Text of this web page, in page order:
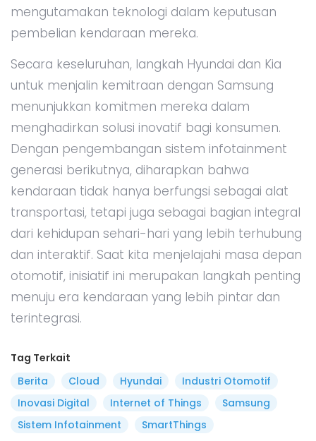
mengutamakan teknologi dalam keputusan
pembelian kendaraan mereka.
Secara keseluruhan, langkah Hyundai dan Kia
untuk menjalin kemitraan dengan Samsung
menunjukkan komitmen mereka dalam
menghadirkan solusi inovatif bagi konsumen.
Dengan pengembangan sistem infotainment
generasi berikutnya, diharapkan bahwa
kendaraan tidak hanya berfungsi sebagai alat
transportasi, tetapi juga sebagai bagian integral
dari kehidupan sehari-hari yang lebih terhubung
dan interaktif. Saat kita menjelajahi masa depan
otomotif, inisiatif ini merupakan langkah penting
menuju era kendaraan yang lebih pintar dan
terintegrasi.
Tag Terkait
Berita
Cloud Hyundai
Industri Otomotif
Inovasi Digital
Internet of Things
Samsung
Sistem Infotainment
SmartThings